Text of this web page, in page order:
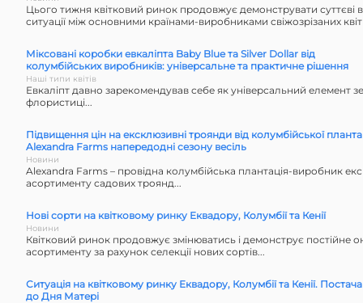
Цього тижня квітковий ринок продовжує демонструвати суттєві
ситуації між основними країнами-виробниками свіжозрізаних
Міксовані коробки евкаліпта Baby Blue та Silver Dollar від
колумбійських виробників: універсальне та практичне рішення
Наші типи квітів
Евкаліпт давно зарекомендував себе як універсальний елемент
флористиці...
Підвищення цін на ексклюзивні троянди від колумбійської
Alexandra Farms напередодні сезону весіль
Новини
Alexandra Farms – провідна колумбійська плантація-виробник
асортименту садових троянд...
Нові сорти на квітковому ринку Еквадору, Колумбії та Кенії
Новини
Квітковий ринок продовжує змінюватись і демонструє постійне
асортименту за рахунок селекції нових сортів...
Ситуація на квітковому ринку Еквадору, Колумбії та Кенії.
до Дня Матері